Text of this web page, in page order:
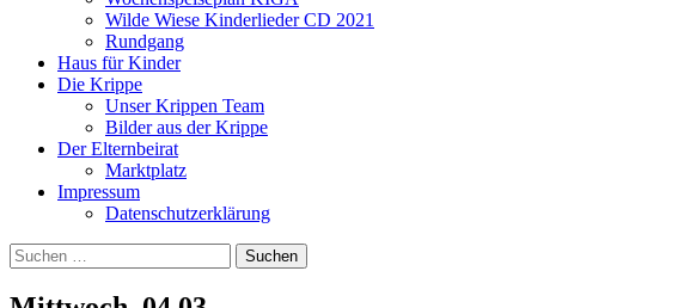
Wilde Wiese Kinderlieder CD 2021
Rundgang
Haus für Kinder
Die Krippe
Unser Krippen Team
Bilder aus der Krippe
Der Elternbeirat
Marktplatz
Impressum
Datenschutzerklärung
Suchen
nach: